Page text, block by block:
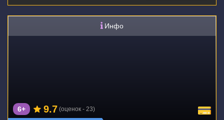
Инфо
6+ 9.7 (оценок - 23)